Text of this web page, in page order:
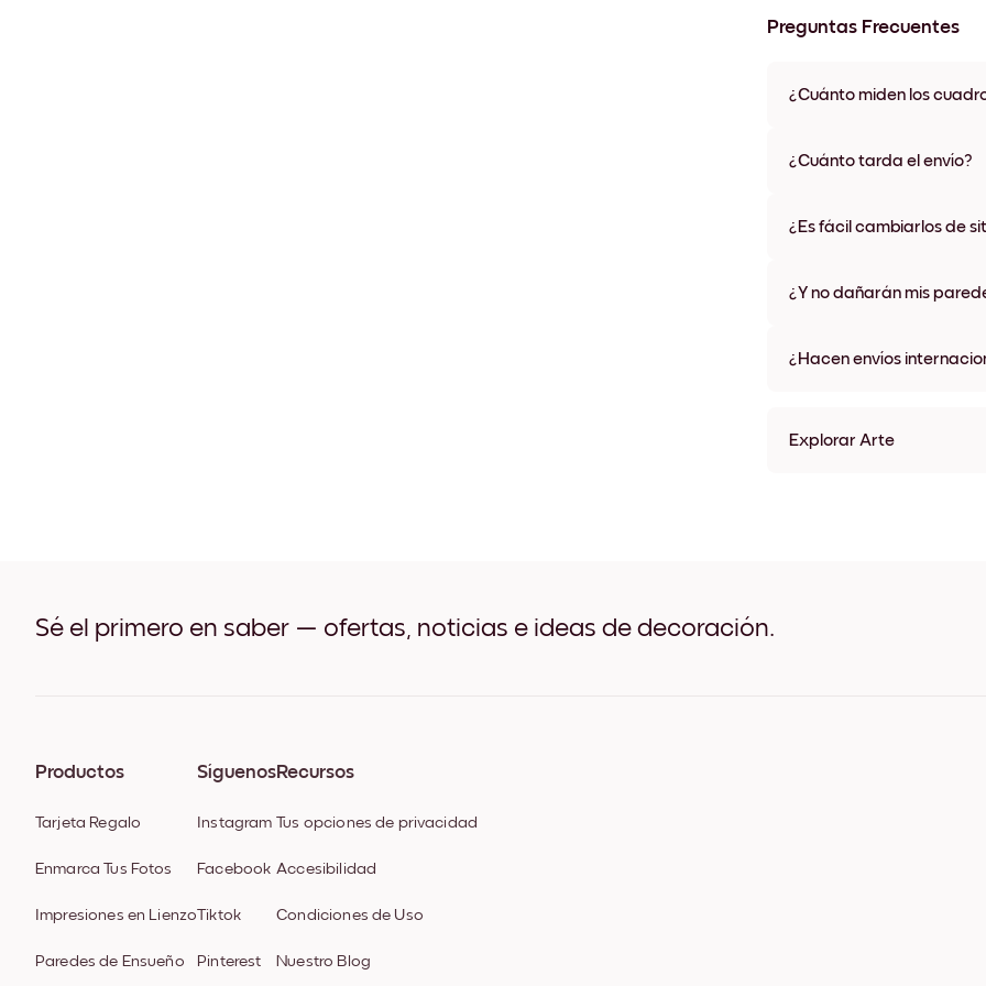
Preguntas Frecuentes
¿Cuánto miden los
materiales y colores de
¿Cuánto tarda el envío?
algunos países. Te
¿Es fácil cambiarlos de
¿Y no dañarán mis
¿Hacen envíos
Explorar Arte
Sé el primero en saber — ofertas, noticias e ideas de decoración.
Productos
Tarjeta Regalo
Enmarca Tus Fotos
Impresiones en Lienzo
Paredes de Ensueño
Síguenos
Instagram
Facebook
Tiktok
Pinterest
Recursos
Tus opciones de privacidad
Accesibilidad
Condiciones de Uso
Nuestro Blog